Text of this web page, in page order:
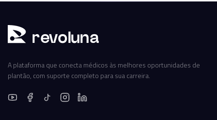
revoluna
A plataforma que conecta médicos às melhores oportunidades de
plantão, com suporte completo para sua carreira.